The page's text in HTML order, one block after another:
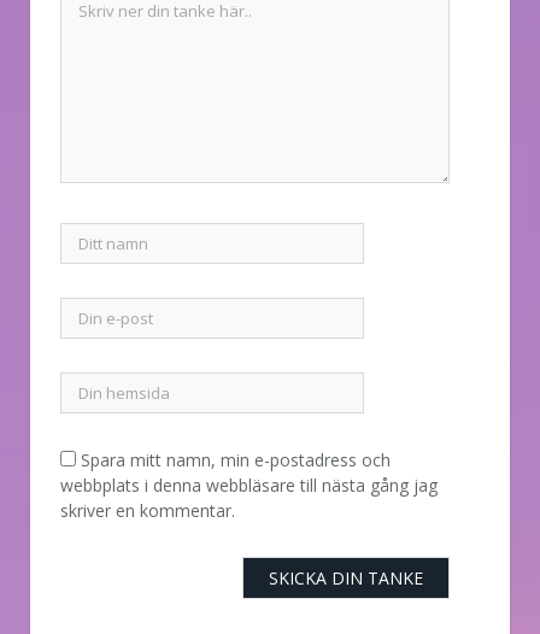
Spara mitt namn, min e-postadress och
webbplats i denna webbläsare till nästa gång jag
skriver en kommentar.